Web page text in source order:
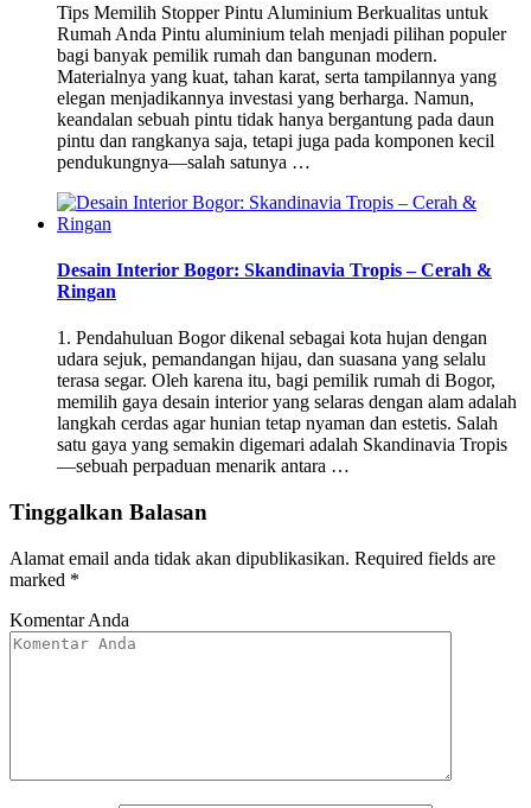
Tips Memilih Stopper Pintu Aluminium Berkualitas untuk
Rumah Anda Pintu aluminium telah menjadi pilihan populer
bagi banyak pemilik rumah dan bangunan modern.
Materialnya yang kuat, tahan karat, serta tampilannya yang
elegan menjadikannya investasi yang berharga. Namun,
keandalan sebuah pintu tidak hanya bergantung pada daun
pintu dan rangkanya saja, tetapi juga pada komponen kecil
pendukungnya—salah satunya …
Desain Interior Bogor: Skandinavia Tropis – Cerah &
Ringan
1. Pendahuluan Bogor dikenal sebagai kota hujan dengan
udara sejuk, pemandangan hijau, dan suasana yang selalu
terasa segar. Oleh karena itu, bagi pemilik rumah di Bogor,
memilih gaya desain interior yang selaras dengan alam adalah
langkah cerdas agar hunian tetap nyaman dan estetis. Salah
satu gaya yang semakin digemari adalah Skandinavia Tropis
—sebuah perpaduan menarik antara …
Tinggalkan Balasan
Alamat email anda tidak akan dipublikasikan. Required fields are
marked *
Komentar Anda